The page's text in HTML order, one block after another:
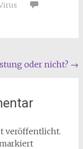
oder nicht? →
veröffentlicht.